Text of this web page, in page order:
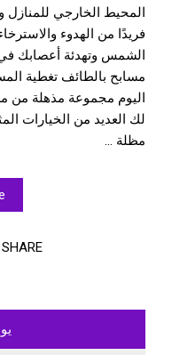
المحيط الخارجي للمنازل
فريدًا من الهدوء
الشمس وتهدئة أعصابك في
مسابح بالطائف تغطية
اليوم مجموعة مذهلة من
لك العديد من الخيارات
مظلة ...
SHARE